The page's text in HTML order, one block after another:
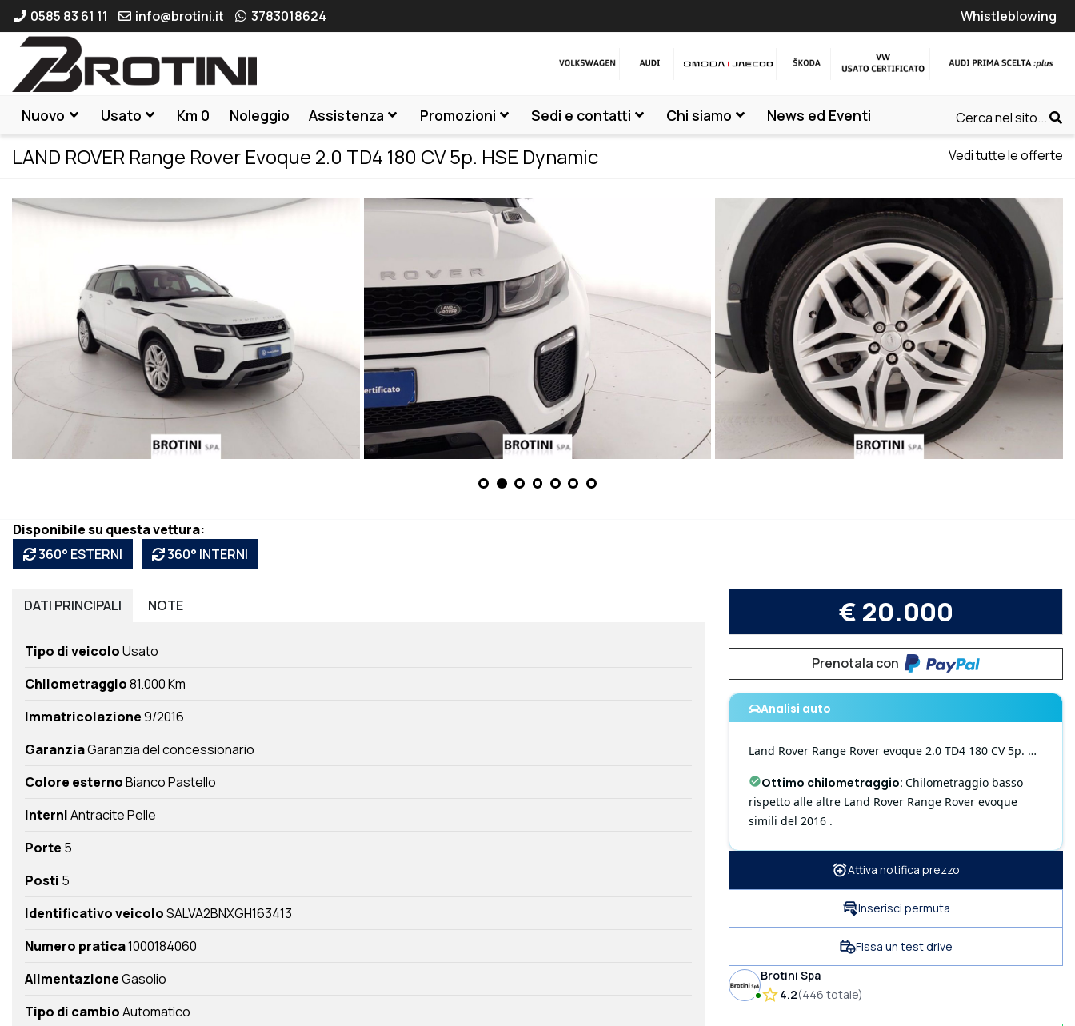
0585 83 61 11 info@brotini.it 3783018624 Whistleblowing
Nuovo Usato Km 0 Noleggio Assistenza Promozioni Sedi e contatti Chi siamo News ed Eventi Cerca nel sito...
LAND ROVER Range Rover Evoque 2.0 TD4 180 CV 5p. HSE Dynamic Vedi tutte le offerte
Disponibile su questa vettura:
360° ESTERNI
360° INTERNI
DATI PRINCIPALI NOTE
Tipo di veicoloUsato
Chilometraggio81.000 Km
Immatricolazione9/2016
GaranziaGaranzia del concessionario
Colore esternoBianco Pastello
InterniAntracite Pelle
Porte 5
Posti 5
Identificativo veicoloSALVA2BNXGH163413
Numero pratica1000184060
AlimentazioneGasolio
Tipo di cambioAutomatico
€ 20.000
Prenotala con
Analisi auto
Land Rover Range Rover evoque 2.0 TD4 180 CV 5p. HSE Dynamic
Ottimo chilometraggio: Chilometraggio basso
rispetto alle altre Land Rover Range Rover evoque
simili del 2016 .
Attiva notifica prezzo
Inserisci permuta
Fissa un test drive
Brotini Spa
4.2(446 totale)